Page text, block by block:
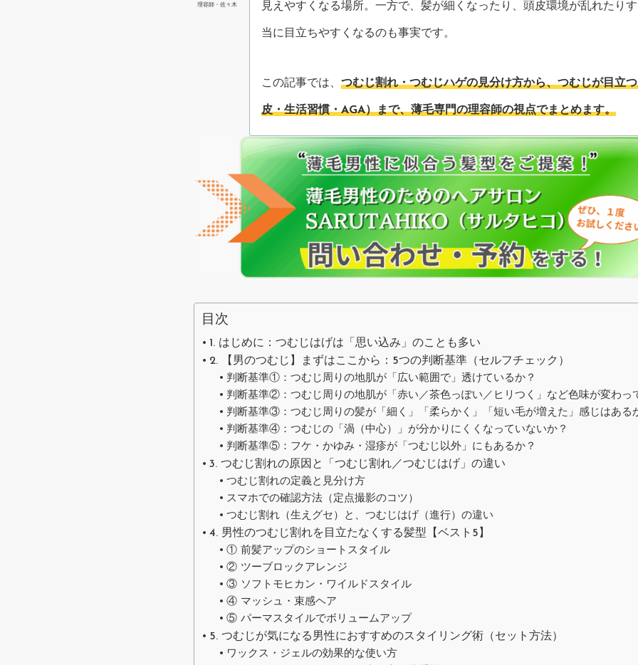
理容師・佐々木 見えやすくなる場所。一方で、髪が細くなったり、頭皮環境が乱れたり
当に目立ちやすくなるのも事実です。
この記事では、 つむじ割れ・つむじハゲの見分け方から、つむじが目立
皮・生活習慣・AGA）まで、薄毛専門の理容師の視点でまとめます。
目次
1. はじめに：つむじはげは「思い込み」のことも多い
2. 【男のつむじ】まずはここから：5つの判断基準（セルフチェック）
判断基準①：つむじ周りの地肌が「広い範囲で」透けているか？
判断基準②：つむじ周りの地肌が「赤い／茶色っぽい／ヒリつく」など色味が変わっ
判断基準③：つむじ周りの髪が「細く」「柔らかく」「短い毛が増えた」感じはある
判断基準④：つむじの「渦（中心）」が分かりにくくなっていないか？
判断基準⑤：フケ・かゆみ・湿疹が「つむじ以外」にもあるか？
3. つむじ割れの原因と「つむじ割れ／つむじはげ」の違い
つむじ割れの定義と見分け方
スマホでの確認方法（定点撮影のコツ）
つむじ割れ（生えグセ）と、つむじはげ（進行）の違い
4. 男性のつむじ割れを目立たなくする髪型【ベスト5】
① 前髪アップのショートスタイル
② ツーブロックアレンジ
③ ソフトモヒカン・ワイルドスタイル
④ マッシュ・束感ヘア
⑤ パーマスタイルでボリュームアップ
5. つむじが気になる男性におすすめのスタイリング術（セット方法）
ワックス・ジェルの効果的な使い方